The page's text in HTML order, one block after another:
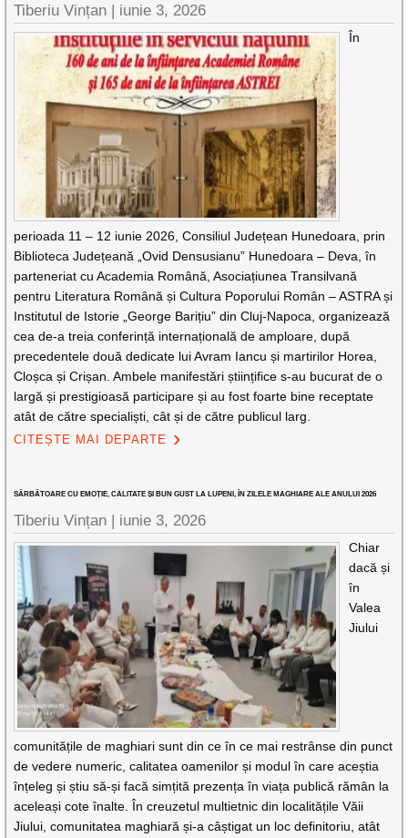
Tiberiu Vințan | iunie 3, 2026
În
perioada 11 – 12 iunie 2026, Consiliul Județean Hunedoara, prin
Biblioteca Județeană „Ovid Densusianu” Hunedoara – Deva, în
parteneriat cu Academia Română, Asociațiunea Transilvană
pentru Literatura Română și Cultura Poporului Român – ASTRA și
Institutul de Istorie „George Barițiu” din Cluj-Napoca, organizează
cea de-a treia conferință internațională de amploare, după
precedentele două dedicate lui Avram Iancu și martirilor Horea,
Cloșca și Crișan. Ambele manifestări științifice s-au bucurat de o
largă și prestigioasă participare și au fost foarte bine receptate
atât de către specialiști, cât și de către publicul larg.
CITEȘTE MAI DEPARTE
SĂRBĂTOARE CU EMOȚIE, CALITATE ȘI BUN GUST LA LUPENI, ÎN ZILELE MAGHIARE ALE ANULUI 2026
Tiberiu Vințan | iunie 3, 2026
Chiar
dacă și
în
Valea
Jiului
comunitățile de maghiari sunt din ce în ce mai restrânse din punct
de vedere numeric, calitatea oamenilor și modul în care aceștia
înțeleg și știu să-și facă simțită prezența în viața publică rămân la
aceleași cote înalte. În creuzetul multietnic din localitățile Văii
Jiului, comunitatea maghiară și-a câștigat un loc definitoriu, atât